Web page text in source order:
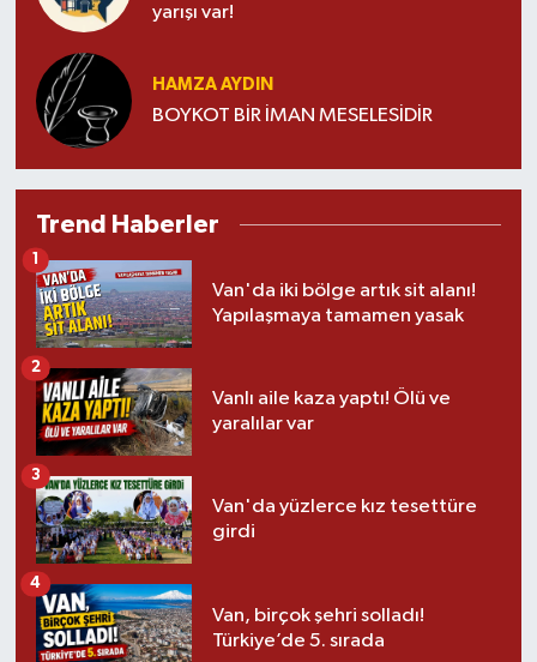
yarışı var!
HAMZA AYDIN
BOYKOT BİR İMAN MESELESİDİR
Trend Haberler
Van'da iki bölge artık sit alanı!
Yapılaşmaya tamamen yasak
1
Vanlı aile kaza yaptı! Ölü ve
yaralılar var
2
Van'da yüzlerce kız tesettüre
girdi
3
Van, birçok şehri solladı!
Türkiye’de 5. sırada
4